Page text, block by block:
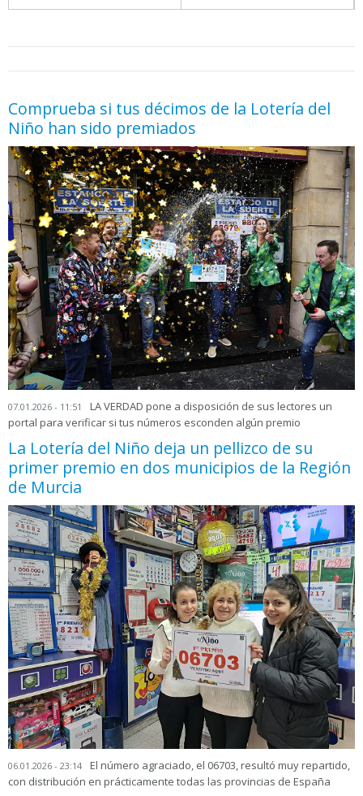
Comprueba si tus décimos de la Lotería del
Niño han sido premiados
07.01.2026 - 11:51
LA VERDAD pone a disposición de sus lectores un
portal para verificar si tus números esconden algún premio
La Lotería del Niño deja un pellizco de su
primer premio en dos municipios de la Región
de Murcia
06.01.2026 - 23:14
El número agraciado, el 06703, resultó muy repartido,
con distribución en prácticamente todas las provincias de España